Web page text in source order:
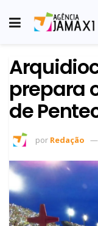
prepara
de
por Redação